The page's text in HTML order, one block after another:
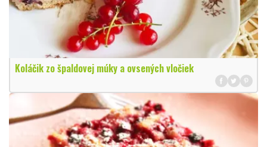
Koláčik zo špaldovej múky a ovsených vločiek